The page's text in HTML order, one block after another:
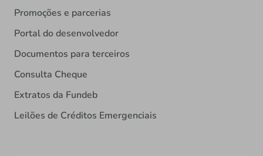
Promoções e parcerias
Portal do desenvolvedor
Documentos para terceiros
Consulta Cheque
Extratos da Fundeb
Leilões de Créditos Emergenciais